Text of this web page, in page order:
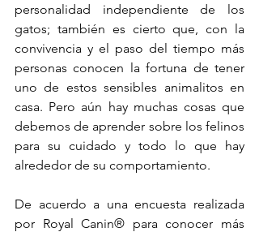
personalidad independiente de los
gatos; también es cierto que, con la
convivencia y el paso del tiempo más
personas conocen la fortuna de tener
uno de estos sensibles animalitos en
casa. Pero aún hay muchas cosas que
debemos de aprender sobre los felinos
para su cuidado y todo lo que hay
alrededor de su comportamiento.
De acuerdo a una encuesta realizada
por Royal Canin® para conocer más